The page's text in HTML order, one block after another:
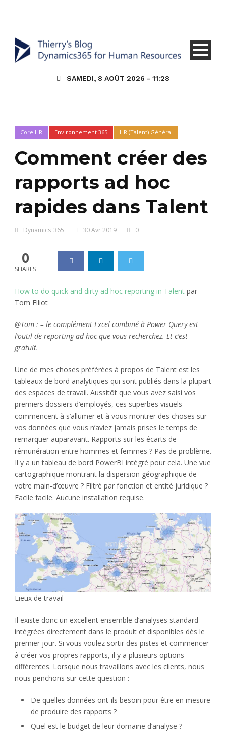
SAMEDI, 8 AOÛT 2026 - 11:28
Core HR Environnement 365 HR (Talent) Général
Comment créer des
rapports ad hoc
rapides dans Talent
Dynamics_365 30 Avr 2019 0
0
SHARES
How to do quick and dirty ad hoc reporting in Talent par
Tom Elliot
@Tom : – le complément Excel combiné à Power Query est
l’outil de reporting ad hoc que vous recherchez. Et c’est
gratuit.
Une de mes choses préférées à propos de Talent est les
tableaux de bord analytiques qui sont publiés dans la plupart
des espaces de travail. Aussitôt que vous avez saisi vos
premiers dossiers d’employés, ces superbes visuels
commencent à s’allumer et à vous montrer des choses sur
vos données que vous n’aviez jamais prises le temps de
remarquer auparavant. Rapports sur les écarts de
rémunération entre hommes et femmes ? Pas de problème.
Il y a un tableau de bord PowerBI intégré pour cela. Une vue
cartographique montrant la dispersion géographique de
votre main-d’œuvre ? Filtré par fonction et entité juridique ?
Facile facile. Aucune installation requise.
Lieux de travail
Il existe donc un excellent ensemble d’analyses standard
intégrées directement dans le produit et disponibles dès le
premier jour. Si vous voulez sortir des pistes et commencer
à créer vos propres rapports, il y a plusieurs options
différentes. Lorsque nous travaillons avec les clients, nous
nous penchons sur cette question :
De quelles données ont-ils besoin pour être en mesure
de produire des rapports ?
Quel est le budget de leur domaine d’analyse ?